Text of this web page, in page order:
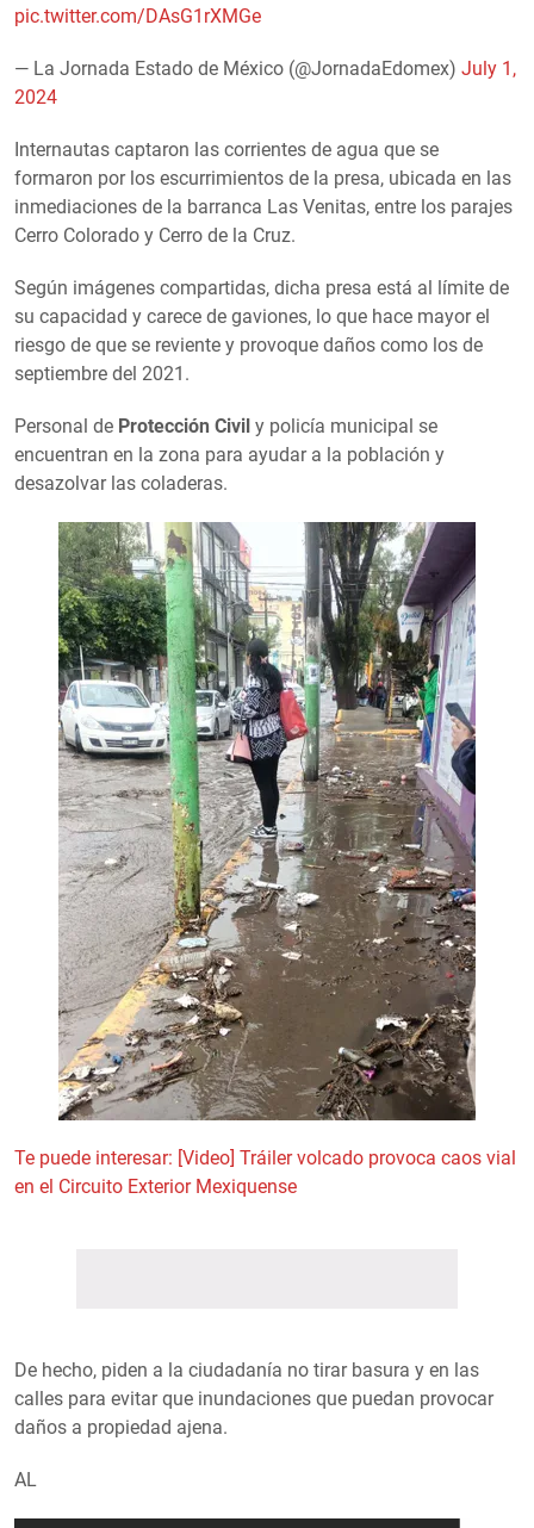
pic.twitter.com/DAsG1rXMGe
— La Jornada Estado de México (@JornadaEdomex) July 1,
2024
Internautas captaron las corrientes de agua que se
formaron por los escurrimientos de la presa, ubicada en las
inmediaciones de la barranca Las Venitas, entre los parajes
Cerro Colorado y Cerro de la Cruz.
Según imágenes compartidas, dicha presa está al límite de
su capacidad y carece de gaviones, lo que hace mayor el
riesgo de que se reviente y provoque daños como los de
septiembre del 2021.
Personal de Protección Civil y policía municipal se
encuentran en la zona para ayudar a la población y
desazolvar las coladeras.
Te puede interesar: [Video] Tráiler volcado provoca caos vial
en el Circuito Exterior Mexiquense
De hecho, piden a la ciudadanía no tirar basura y en las
calles para evitar que inundaciones que puedan provocar
daños a propiedad ajena.
AL